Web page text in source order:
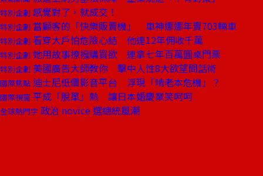
特別企劃 感覺對了，就成交！
特別企劃 當顧客的「快樂販賣機」 車神娜娜年賣703輛車
特別企劃 看穿大戶怕危險心結 他連12年佣收千萬
特別企劃 她用故事撩撥購買欲 連拿七年百萬圓桌門票
特別企劃 美國廣告大師教你 擊中人性8大欲望問話術
國際焦點 迪士尼低價影音平台 浮現「啃老本危機」？
國際視窗 平成「脫單」熱 讓日本婚慶業笑呵呵
全球熱門字 政治 novice 選總統風潮